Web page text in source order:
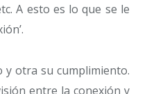
A esto es lo que se le
y otra su cumplimiento.
entre la conexión y